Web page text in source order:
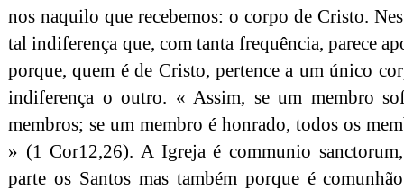
nos naquilo que recebemos: o corpo de Cristo.
tal indiferença que, com tanta frequência, parece
porque, quem é de Cristo, pertence a um único
indiferença o outro. « Assim, se um membro
membros; se um membro é honrado, todos os
» (1 Cor12,26). A Igreja é communio
parte os Santos mas também porque é